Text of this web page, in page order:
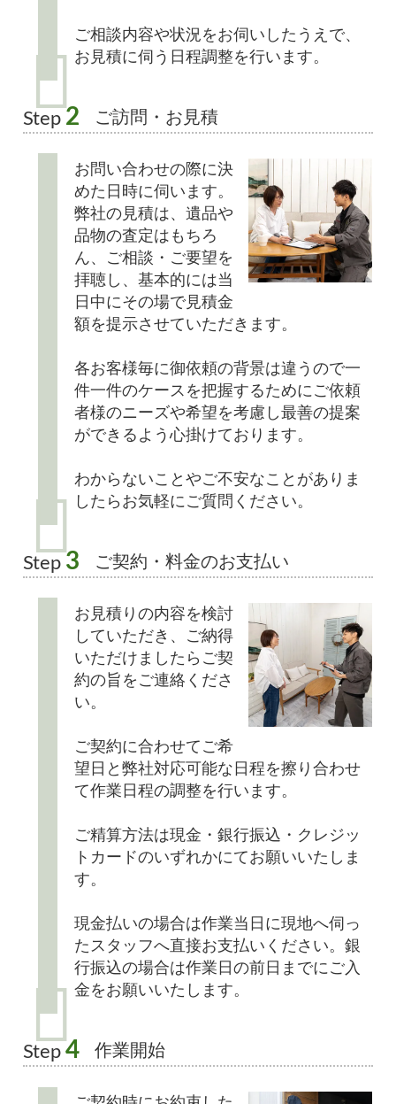
ご相談内容や状況をお伺いしたうえで、
お見積に伺う日程調整を行います。
Step 2 ご訪問・お見積
お問い合わせの際に決
めた日時に伺います。
弊社の見積は、遺品や
品物の査定はもちろ
ん、ご相談・ご要望を
拝聴し、基本的には当
日中にその場で見積金
額を提示させていただきます。
各お客様毎に御依頼の背景は違うので一
件一件のケースを把握するためにご依頼
者様のニーズや希望を考慮し最善の提案
ができるよう心掛けております。
わからないことやご不安なことがありま
したらお気軽にご質問ください。
Step 3 ご契約・料金のお支払い
お見積りの内容を検討
していただき、ご納得
いただけましたらご契
約の旨をご連絡くださ
い。
ご契約に合わせてご希
望日と弊社対応可能な日程を擦り合わせ
て作業日程の調整を行います。
ご精算方法は現金・銀行振込・クレジッ
トカードのいずれかにてお願いいたしま
す。
現金払いの場合は作業当日に現地へ伺っ
たスタッフへ直接お支払いください。銀
行振込の場合は作業日の前日までにご入
金をお願いいたします。
Step 4 作業開始